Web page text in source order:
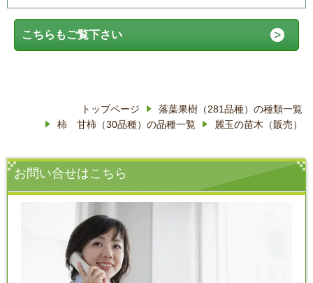
こちらもご覧下さい
トップページ
落葉果樹（281品種）の種類一覧
柿 甘柿（30品種）の品種一覧
麗玉の苗木（販売）
お問い合せはこちら